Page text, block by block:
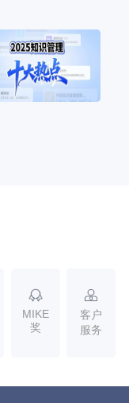
MIKE
奖
客户
服务